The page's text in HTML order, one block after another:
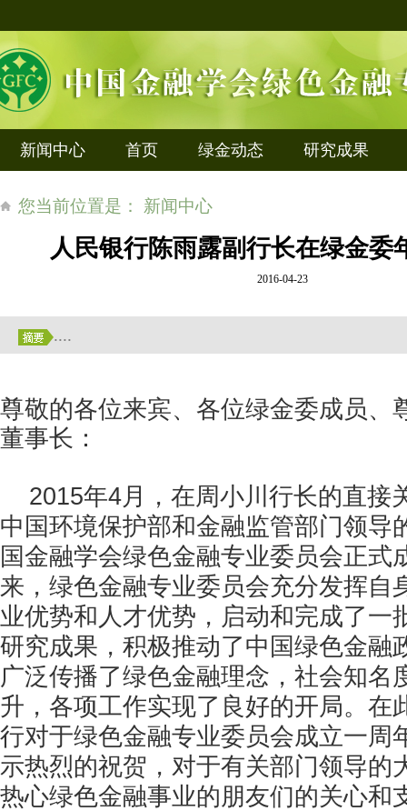
新闻中心 首页 绿金动态 研究成果
您当前位置是： 新闻中心
人民银行陈雨露副行长在绿金委
2016-04-23
....
尊敬的各位来宾、各位绿金委成员、
董事长：
2015年4月，在周小川行长的直接
中国环境保护部和金融监管部门领导
国金融学会绿色金融专业委员会正式
来，绿色金融专业委员会充分发挥自
业优势和人才优势，启动和完成了一
研究成果，积极推动了中国绿色金融
广泛传播了绿色金融理念，社会知名
升，各项工作实现了良好的开局。在
行对于绿色金融专业委员会成立一周
示热烈的祝贺，对于有关部门领导的
热心绿色金融事业的朋友们的关心和